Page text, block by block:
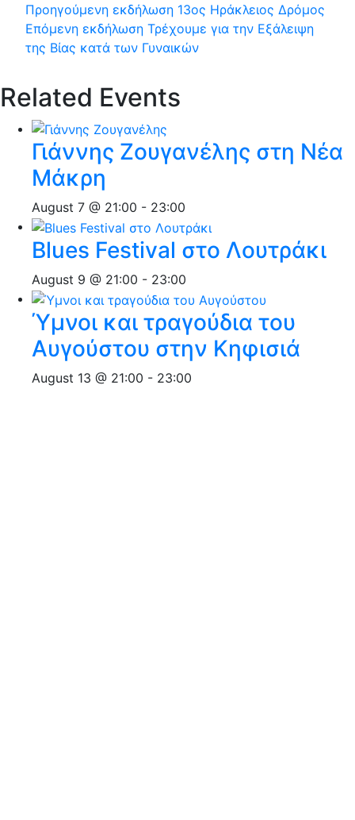
Προηγούμενη εκδήλωση 13ος Ηράκλειος Δρόμος
Επόμενη εκδήλωση Τρέχουμε για την Εξάλειψη
της Βίας κατά των Γυναικών
Related Events
Γιάννης Ζουγανέλης στη Νέα
Μάκρη
August 7 @ 21:00 - 23:00
Blues Festival στο Λουτράκι
August 9 @ 21:00 - 23:00
Ύμνοι και τραγούδια του
Αυγούστου στην Κηφισιά
August 13 @ 21:00 - 23:00